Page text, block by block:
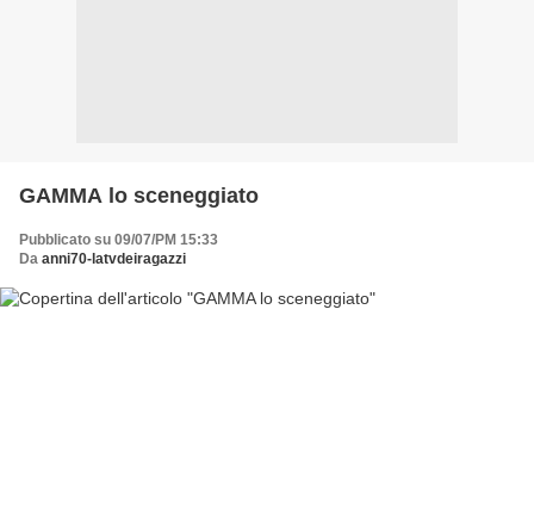
GAMMA lo sceneggiato
Pubblicato su 09/07/PM 15:33
Da anni70-latvdeiragazzi